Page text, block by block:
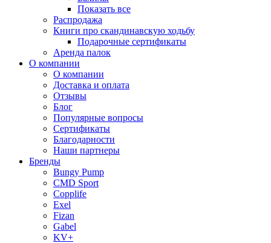
Показать все
Распродажа
Книги про скандинавскую ходьбу
Подарочные сертификаты
Аренда палок
О компании
О компании
Доставка и оплата
Отзывы
Блог
Популярные вопросы
Сертификаты
Благодарности
Наши партнеры
Бренды
Bungy Pump
CMD Sport
Copplife
Exel
Fizan
Gabel
KV+